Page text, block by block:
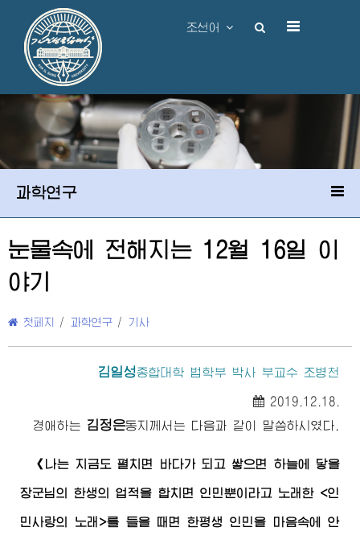
조선어
과학연구
눈물속에 전해지는 12월 16일 이
야기
첫페지 / 과학연구 / 기사
김일성종합대학 법학부 박사 부교수 조병천
2019.12.18.
경애하는 김정은동지 께서는 다음과 같이 말씀하시였다.
《나는 지금도 펼치면 바다가 되고 쌓으면 하늘에 닿을
장군님의 한생의 업적을 합치면 인민뿐이라고 노래한 <인
민사랑의 노래>를 들을 때면 한평생 인민을 마음속에 안